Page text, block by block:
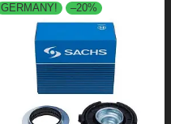
GERMANY! –20%